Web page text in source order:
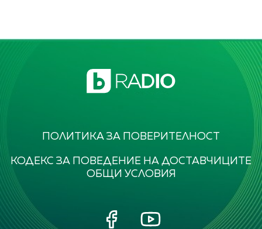
ПОЛИТИКА ЗА ПОВЕРИТЕЛНОСТ
КОДЕКС ЗА ПОВЕДЕНИЕ НА ДОСТАВЧИЦИТЕ
ОБЩИ УСЛОВИЯ